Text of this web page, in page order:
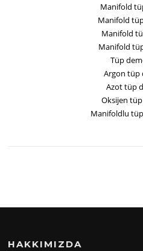
Manifold
Manifold
Manifold
Manifold
Tüp
Argon tüp
Azot tüp
Oksijen
Manifoldlu
HAKKIMIZDA